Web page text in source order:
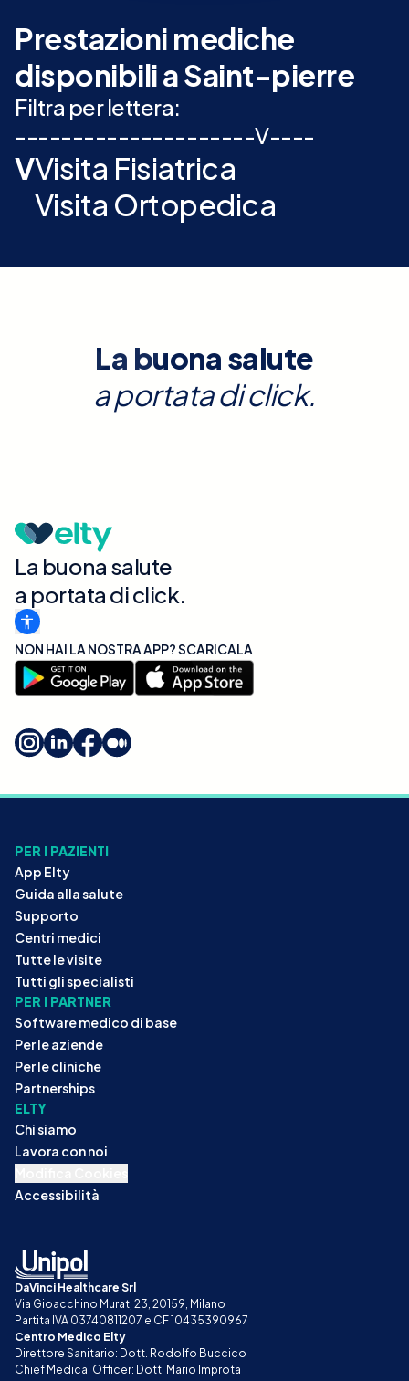
Prestazioni mediche
disponibili a Saint-pierre
Filtra per lettera:
---------------------V----
VVisita Fisiatrica
Visita Ortopedica
La buona salute
a portata di click.
La buona salute
a portata di click.
NON HAI LA NOSTRA APP? SCARICALA
PER I PAZIENTI
App Elty
Guida alla salute
Supporto
Centri medici
Tutte le visite
Tutti gli specialisti
PER I PARTNER
Software medico di base
Per le aziende
Per le cliniche
Partnerships
ELTY
Chi siamo
Lavora con noi
Accessibilità
DaVinci Healthcare Srl
Via Gioacchino Murat, 23, 20159, Milano
Partita IVA 03740811207 e CF 10435390967
Centro Medico Elty
Direttore Sanitario: Dott. Rodolfo Buccico
Chief Medical Officer: Dott. Mario Improta